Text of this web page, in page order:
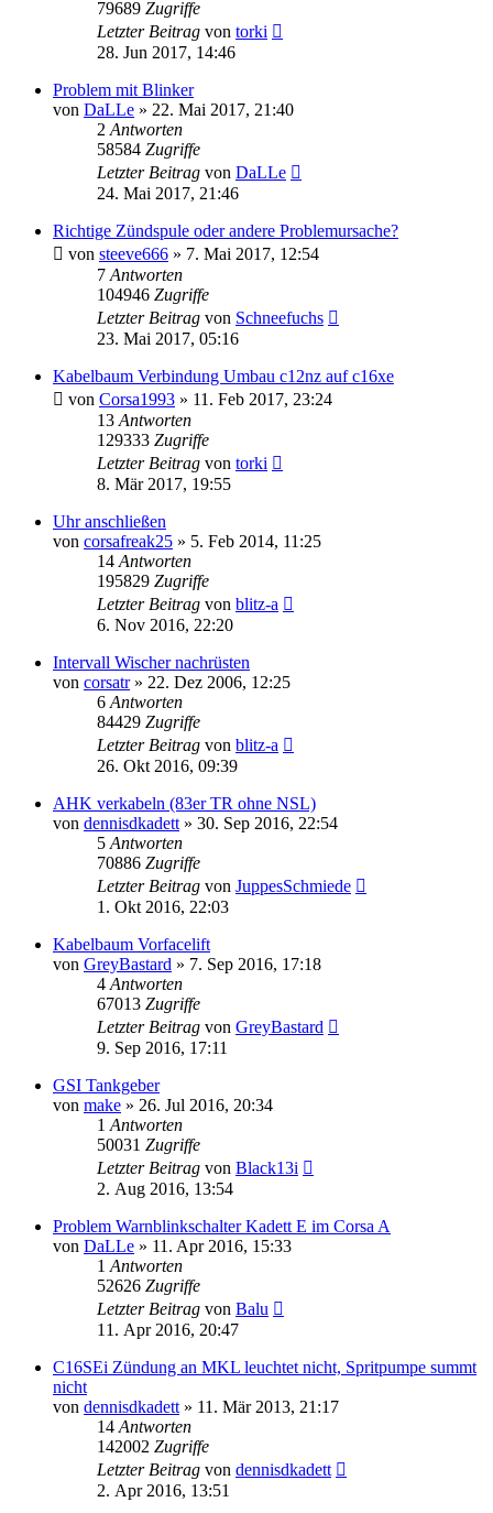
79689 Zugriffe
Letzter Beitrag von torki
28. Jun 2017, 14:46
Problem mit Blinker
von DaLLe » 22. Mai 2017, 21:40
2 Antworten
58584 Zugriffe
Letzter Beitrag von DaLLe
24. Mai 2017, 21:46
Richtige Zündspule oder andere Problemursache?
von steeve666 » 7. Mai 2017, 12:54
7 Antworten
104946 Zugriffe
Letzter Beitrag von Schneefuchs
23. Mai 2017, 05:16
Kabelbaum Verbindung Umbau c12nz auf c16xe
von Corsa1993 » 11. Feb 2017, 23:24
13 Antworten
129333 Zugriffe
Letzter Beitrag von torki
8. Mär 2017, 19:55
Uhr anschließen
von corsafreak25 » 5. Feb 2014, 11:25
14 Antworten
195829 Zugriffe
Letzter Beitrag von blitz-a
6. Nov 2016, 22:20
Intervall Wischer nachrüsten
von corsatr» 22. Dez 2006, 12:25
6 Antworten
84429 Zugriffe
Letzter Beitrag von blitz-a
26. Okt 2016, 09:39
AHK verkabeln (83er TR ohne NSL)
von dennisdkadett » 30. Sep 2016, 22:54
5 Antworten
70886 Zugriffe
Letzter Beitrag von JuppesSchmiede
1. Okt 2016, 22:03
Kabelbaum Vorfacelift
von GreyBastard » 7. Sep 2016, 17:18
4 Antworten
67013 Zugriffe
Letzter Beitrag von GreyBastard
9. Sep 2016, 17:11
GSI Tankgeber
von make » 26. Jul 2016, 20:34
1 Antworten
50031 Zugriffe
Letzter Beitrag von Black13i
2. Aug 2016, 13:54
Problem Warnblinkschalter Kadett E im Corsa A
von DaLLe » 11. Apr 2016, 15:33
1 Antworten
52626 Zugriffe
Letzter Beitrag von Balu
11. Apr 2016, 20:47
C16SEi Zündung an MKL leuchtet nicht, Spritpumpe summt
nicht
von dennisdkadett » 11. Mär 2013, 21:17
14 Antworten
142002 Zugriffe
Letzter Beitrag von dennisdkadett
2. Apr 2016, 13:51